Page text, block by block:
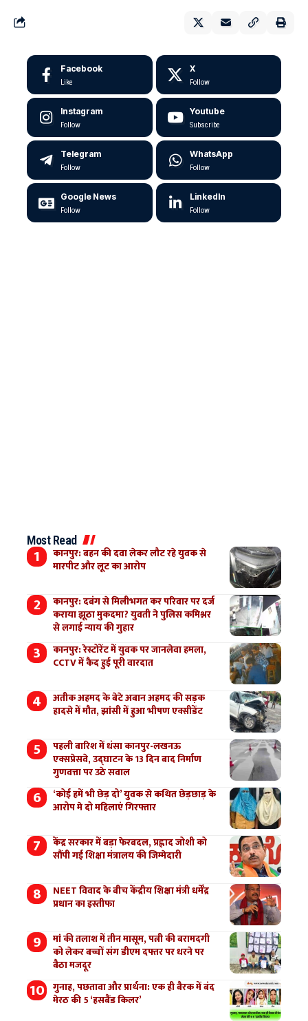
Facebook
Like
X
Follow
Instagram
Follow
Youtube
Subscribe
Telegram
Follow
WhatsApp
Follow
Google News
Follow
LinkedIn
Follow
Most Read
कानपुर: बहन की दवा लेकर लौट रहे युवक से
मारपीट और लूट का आरोप
कानपुर: दबंग से मिलीभगत कर परिवार पर दर्ज
कराया झूठा मुकदमा? युवती ने पुलिस कमिश्नर
से लगाई न्याय की गुहार
कानपुर: रेस्टोरेंट में युवक पर जानलेवा हमला,
CCTV में कैद हुई पूरी वारदात
अतीक अहमद के बेटे अबान अहमद की सड़क
हादसे में मौत, झांसी में हुआ भीषण एक्सीडेंट
पहली बारिश में धंसा कानपुर-लखनऊ
एक्सप्रेसवे, उद्घाटन के 13 दिन बाद निर्माण
गुणवत्ता पर उठे सवाल
‘कोई हमें भी छेड़ दो’ युवक से कथित छेड़छाड़ के
आरोप मे दो महिलाएं गिरफ्तार
केंद्र सरकार में बड़ा फेरबदल, प्रह्लाद जोशी को
सौंपी गई शिक्षा मंत्रालय की जिम्मेदारी
NEET विवाद के बीच केंद्रीय शिक्षा मंत्री धर्मेंद्र
प्रधान का इस्तीफा
मां की तलाश में तीन मासूम, पत्नी की बरामदगी
को लेकर बच्चों संग डीएम दफ्तर पर धरने पर
बैठा मजदूर
गुनाह, पछतावा और प्रार्थना: एक ही बैरक में बंद
मेरठ की 5 ‘हसबैंड किलर’